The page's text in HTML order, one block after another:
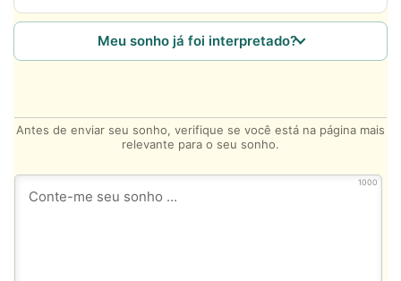
Meu sonho já foi interpretado?
Antes de enviar seu sonho, verifique se você está na página mais
relevante para o seu sonho.
1000